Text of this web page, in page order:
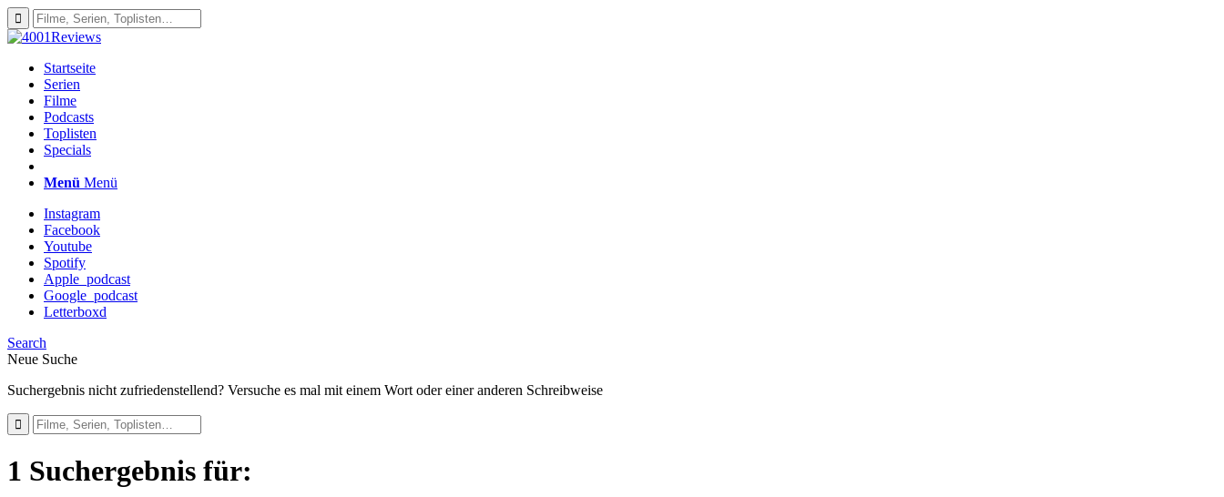
Startseite
Serien
Filme
Podcasts
Toplisten
Specials
Menü Menü
Instagram
Facebook
Youtube
Spotify
Apple_podcast
Google_podcast
Letterboxd
Search
Neue Suche
Suchergebnis nicht zufriedenstellend? Versuche es mal mit einem Wort oder einer anderen Schreibweise
1 Suchergebnis für: